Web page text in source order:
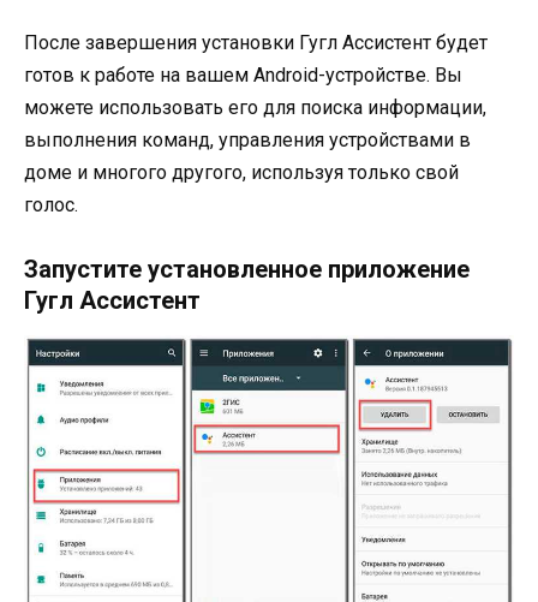
После завершения установки Гугл Ассистент будет
готов к работе на вашем Android-устройстве. Вы
можете использовать его для поиска информации,
выполнения команд, управления устройствами в
доме и многого другого, используя только свой
голос.
Запустите установленное приложение
Гугл Ассистент